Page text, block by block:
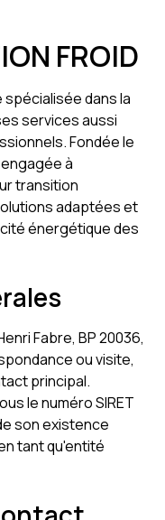
FROID
spécialisée dans la
services aussi
Fondée le
à
transition
adaptées et
énergétique des
Fabre, BP 20036,
ou visite,
principal.
le numéro SIRET
son existence
tant qu'entité